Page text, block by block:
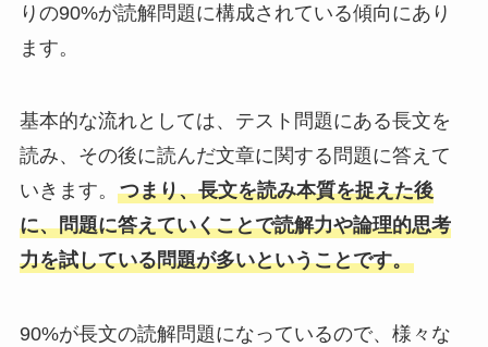
りの90%が読解問題に構成されている傾向にあり
ます。
基本的な流れとしては、テスト問題にある長文を
読み、その後に読んだ文章に関する問題に答えて
いきます。 つまり、長文を読み本質を捉えた後
に、問題に答えていくことで読解力や論理的思考
力を試している問題が多いということです。
90%が長文の読解問題になっているので、様々な